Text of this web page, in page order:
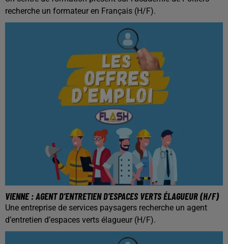
recherche un formateur en Français (H/F).
VIENNE : AGENT D’ENTRETIEN D’ESPACES VERTS ÉLAGUEUR (H/F)
Une entreprise de services paysagers recherche un agent
d’entretien d’espaces verts élagueur (H/F).